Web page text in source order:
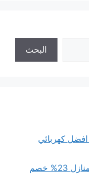
البحث
خصم من افضل كهربائي
خصم